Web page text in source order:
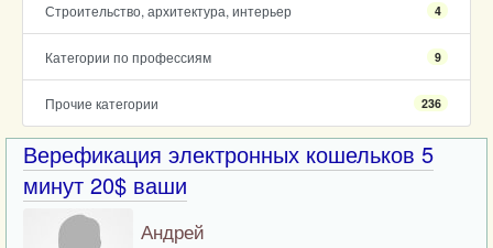
Строительство, архитектура, интерьер 4
Категории по профессиям 9
Прочие категории 236
Верефикация электронных кошельков 5
минут 20$ ваши
Андрей